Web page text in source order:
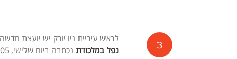
3
לראש עיריית ניו יורק יש יועצת
נפל במלכודת נכתבה ביום שלישי, 05 במאי 2020, 04:25